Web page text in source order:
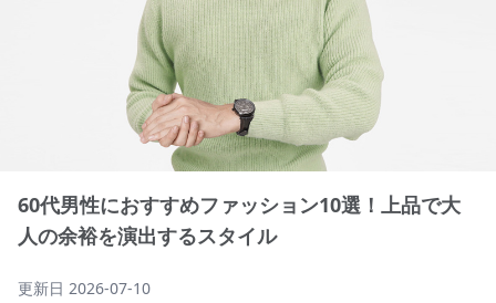
60代男性におすすめファッション10選！上品で大
人の余裕を演出するスタイル
更新日 2026-07-10